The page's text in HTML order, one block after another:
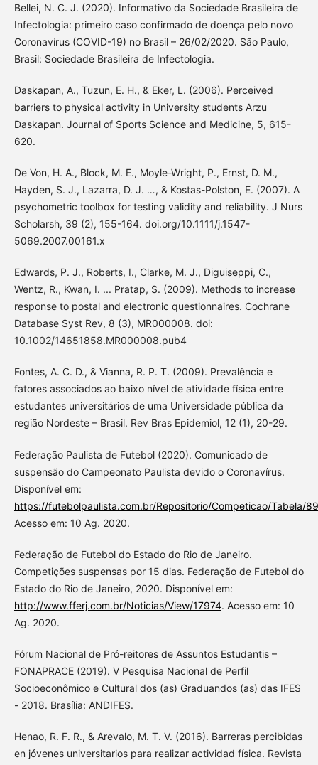
Bellei, N. C. J. (2020). Informativo da Sociedade Brasileira de
Infectologia: primeiro caso confirmado de doença pelo novo
Coronavírus (COVID-19) no Brasil – 26/02/2020. São Paulo,
Brasil: Sociedade Brasileira de Infectologia.
Daskapan, A., Tuzun, E. H., & Eker, L. (2006). Perceived
barriers to physical activity in University students Arzu
Daskapan. Journal of Sports Science and Medicine, 5, 615-
620.
De Von, H. A., Block, M. E., Moyle-Wright, P., Ernst, D. M.,
Hayden, S. J., Lazarra, D. J. …, & Kostas-Polston, E. (2007). A
psychometric toolbox for testing validity and reliability. J Nurs
Scholarsh, 39 (2), 155-164. doi.org/10.1111/j.1547-
5069.2007.00161.x
Edwards, P. J., Roberts, I., Clarke, M. J., Diguiseppi, C.,
Wentz, R., Kwan, I. ... Pratap, S. (2009). Methods to increase
response to postal and electronic questionnaires. Cochrane
Database Syst Rev, 8 (3), MR000008. doi:
10.1002/14651858.MR000008.pub4
Fontes, A. C. D., & Vianna, R. P. T. (2009). Prevalência e
fatores associados ao baixo nível de atividade física entre
estudantes universitários de uma Universidade pública da
região Nordeste – Brasil. Rev Bras Epidemiol, 12 (1), 20-29.
Federação Paulista de Futebol (2020). Comunicado de
suspensão do Campeonato Paulista devido o Coronavírus.
Disponível em:
https://futebolpaulista.com.br/Repositorio/Competicao/Tabela/
Acesso em: 10 Ag. 2020.
Federação de Futebol do Estado do Rio de Janeiro.
Competições suspensas por 15 dias. Federação de Futebol do
Estado do Rio de Janeiro, 2020. Disponível em:
http://www.fferj.com.br/Noticias/View/17974. Acesso em: 10
Ag. 2020.
Fórum Nacional de Pró-reitores de Assuntos Estudantis –
FONAPRACE (2019). V Pesquisa Nacional de Perfil
Socioeconômico e Cultural dos (as) Graduandos (as) das IFES
- 2018. Brasília: ANDIFES.
Henao, R. F. R., & Arevalo, M. T. V. (2016). Barreras percibidas
en jóvenes universitarios para realizar actividad física. Revista